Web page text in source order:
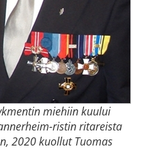
miehiin kuului
ristin ritareista
2020 kuollut Tuomas